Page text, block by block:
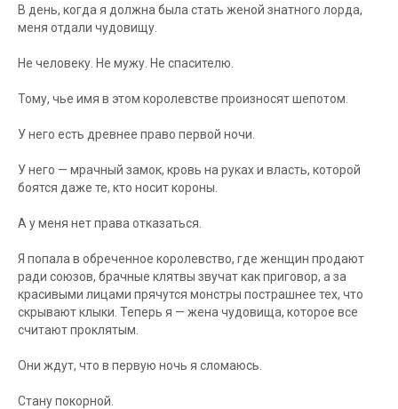
В день, когда я должна была стать женой знатного лорда,
меня отдали чудовищу.
Не человеку. Не мужу. Не спасителю.
Тому, чье имя в этом королевстве произносят шепотом.
У него есть древнее право первой ночи.
У него — мрачный замок, кровь на руках и власть, которой
боятся даже те, кто носит короны.
А у меня нет права отказаться.
Я попала в обреченное королевство, где женщин продают
ради союзов, брачные клятвы звучат как приговор, а за
красивыми лицами прячутся монстры пострашнее тех, что
скрывают клыки. Теперь я — жена чудовища, которое все
считают проклятым.
Они ждут, что в первую ночь я сломаюсь.
Стану покорной.